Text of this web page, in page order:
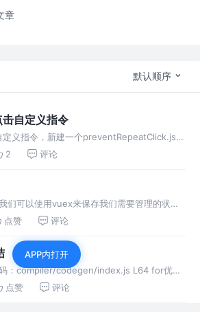
章
默认顺序
自定义指令
义指令，新建一个preventRepeatClick.js文
2 评论
们可以使用vuex来保存我们需要管理的状态
用该值的地方就会自动更新。
点赞 评论
：compiler/codegen/index.js L64 for优先
每次渲染都会先执行循环再判断条件，无论
点赞 评论
APP内打开